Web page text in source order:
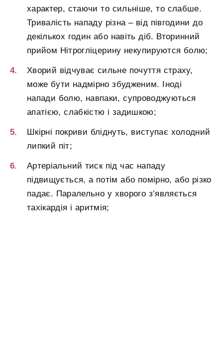
характер, стаючи то сильніше, то слабше.
Тривалість нападу різна – від півгодини до
декількох годин або навіть діб. Вторинний
прийом Нітрогліцерину некупируются болю;
Хворий відчуває сильне почуття страху,
може бути надмірно збудженим. Іноді
напади болю, навпаки, супроводжуються
апатією, слабкістю і задишкою;
Шкірні покриви бліднуть, виступає холодний
липкий піт;
Артеріальний тиск під час нападу
підвищується, а потім або помірно, або різко
падає. Паралельно у хворого з’являється
тахікардія і аритмія;